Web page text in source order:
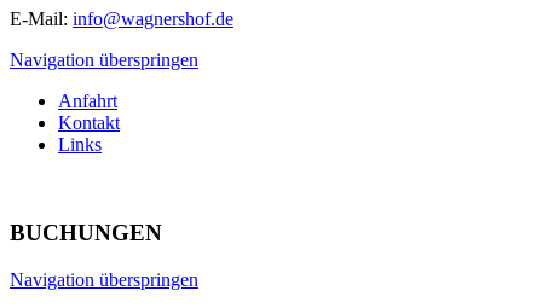
E-Mail: info@wagnershof.de
Navigation überspringen
Anfahrt
Kontakt
Links
BUCHUNGEN
Navigation überspringen